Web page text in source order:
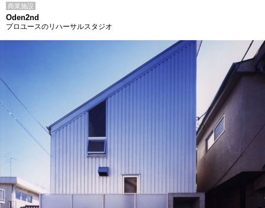
商業施設
Oden2nd
プロユースのリハーサルスタジオ